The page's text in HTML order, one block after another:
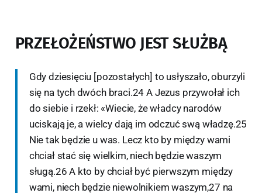
PRZEŁOŻEŃSTWO JEST SŁUŻBĄ
Gdy dziesięciu [pozostałych] to usłyszało, oburzyli
się na tych dwóch braci.24 A Jezus przywołał ich
do siebie i rzekł: «Wiecie, że władcy narodów
uciskają je, a wielcy dają im odczuć swą władzę.25
Nie tak będzie u was. Lecz kto by między wami
chciał stać się wielkim, niech będzie waszym
sługą.26 A kto by chciał być pierwszym między
wami, niech będzie niewolnikiem waszym,27 na